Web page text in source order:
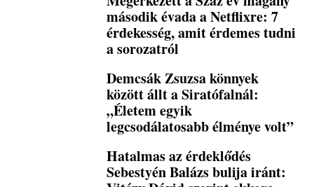
második évada a Netflixre: 7
érdekesség, amit érdemes tudni
a sorozatról
Demcsák Zsuzsa könnyek
között állt a Siratófalnál:
„Életem egyik
legcsodálatosabb élménye volt”
Hatalmas az érdeklődés
Sebestyén Balázs bulija iránt: